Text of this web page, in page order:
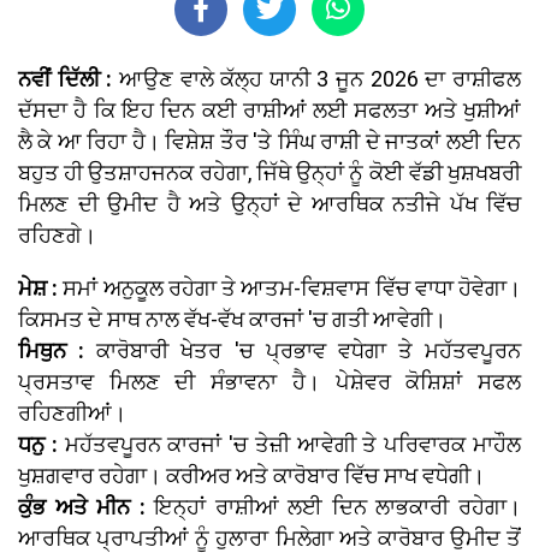
ਨਵੀਂ ਦਿੱਲੀ : ਆਉਣ ਵਾਲੇ ਕੱਲ੍ਹ ਯਾਨੀ 3 ਜੂਨ 2026 ਦਾ ਰਾਸ਼ੀਫਲ
ਦੱਸਦਾ ਹੈ ਕਿ ਇਹ ਦਿਨ ਕਈ ਰਾਸ਼ੀਆਂ ਲਈ ਸਫਲਤਾ ਅਤੇ ਖੁਸ਼ੀਆਂ
ਲੈ ਕੇ ਆ ਰਿਹਾ ਹੈ। ਵਿਸ਼ੇਸ਼ ਤੌਰ 'ਤੇ ਸਿੰਘ ਰਾਸ਼ੀ ਦੇ ਜਾਤਕਾਂ ਲਈ ਦਿਨ
ਬਹੁਤ ਹੀ ਉਤਸ਼ਾਹਜਨਕ ਰਹੇਗਾ, ਜਿੱਥੇ ਉਨ੍ਹਾਂ ਨੂੰ ਕੋਈ ਵੱਡੀ ਖੁਸ਼ਖਬਰੀ
ਮਿਲਣ ਦੀ ਉਮੀਦ ਹੈ ਅਤੇ ਉਨ੍ਹਾਂ ਦੇ ਆਰਥਿਕ ਨਤੀਜੇ ਪੱਖ ਵਿੱਚ
ਰਹਿਣਗੇ।
ਮੇਸ਼ : ਸਮਾਂ ਅਨੁਕੂਲ ਰਹੇਗਾ ਤੇ ਆਤਮ-ਵਿਸ਼ਵਾਸ ਵਿੱਚ ਵਾਧਾ ਹੋਵੇਗਾ।
ਕਿਸਮਤ ਦੇ ਸਾਥ ਨਾਲ ਵੱਖ-ਵੱਖ ਕਾਰਜਾਂ 'ਚ ਗਤੀ ਆਵੇਗੀ।
ਮਿਥੁਨ : ਕਾਰੋਬਾਰੀ ਖੇਤਰ 'ਚ ਪ੍ਰਭਾਵ ਵਧੇਗਾ ਤੇ ਮਹੱਤਵਪੂਰਨ
ਪ੍ਰਸਤਾਵ ਮਿਲਣ ਦੀ ਸੰਭਾਵਨਾ ਹੈ। ਪੇਸ਼ੇਵਰ ਕੋਸ਼ਿਸ਼ਾਂ ਸਫਲ
ਰਹਿਣਗੀਆਂ।
ਧਨੁ : ਮਹੱਤਵਪੂਰਨ ਕਾਰਜਾਂ 'ਚ ਤੇਜ਼ੀ ਆਵੇਗੀ ਤੇ ਪਰਿਵਾਰਕ ਮਾਹੌਲ
ਖੁਸ਼ਗਵਾਰ ਰਹੇਗਾ। ਕਰੀਅਰ ਅਤੇ ਕਾਰੋਬਾਰ ਵਿੱਚ ਸਾਖ ਵਧੇਗੀ।
ਕੁੰਭ ਅਤੇ ਮੀਨ : ਇਨ੍ਹਾਂ ਰਾਸ਼ੀਆਂ ਲਈ ਦਿਨ ਲਾਭਕਾਰੀ ਰਹੇਗਾ।
ਆਰਥਿਕ ਪ੍ਰਾਪਤੀਆਂ ਨੂੰ ਹੁਲਾਰਾ ਮਿਲੇਗਾ ਅਤੇ ਕਾਰੋਬਾਰ ਉਮੀਦ ਤੋਂ